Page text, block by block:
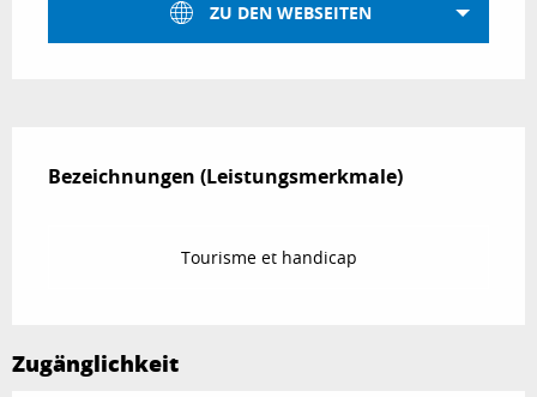
ZU DEN WEBSEITEN
Bezeichnungen (Leistungsmerkmale)
Bezeichnungen (Leistungsmerkmale)
Tourisme et handicap
Zugänglichkeit